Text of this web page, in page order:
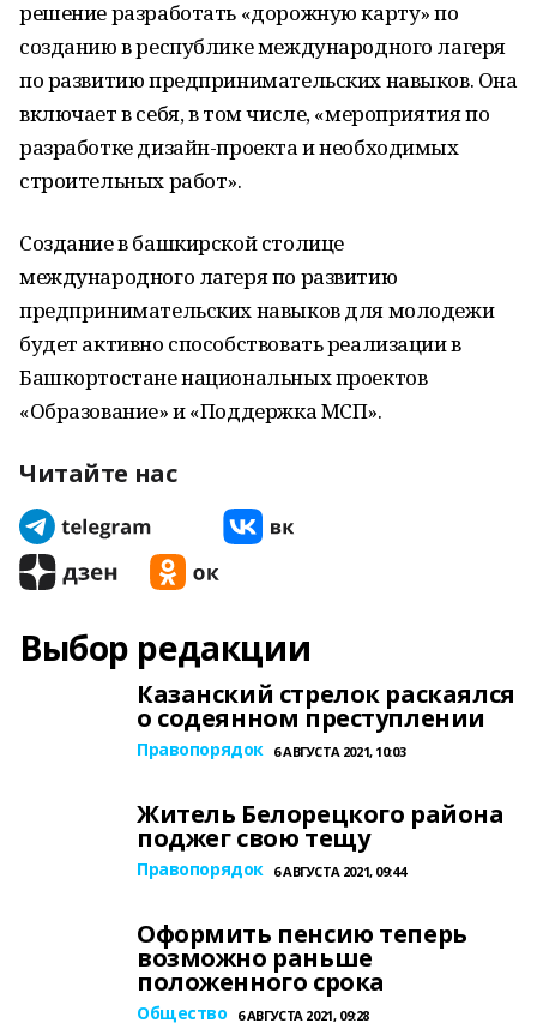
решение разработать «дорожную карту» по
созданию в республике международного лагеря
по развитию предпринимательских навыков. Она
включает в себя, в том числе, «мероприятия по
разработке дизайн-проекта и необходимых
строительных работ».
Создание в башкирской столице
международного лагеря по развитию
предпринимательских навыков для молодежи
будет активно способствовать реализации в
Башкортостане национальных проектов
«Образование» и «Поддержка МСП».
Читайте нас
Выбор редакции
Казанский стрелок раскаялся
о содеянном преступлении
Правопорядок 6 АВГУСТА 2021, 10:03
Житель Белорецкого района
поджег свою тещу
Правопорядок 6 АВГУСТА 2021, 09:44
Оформить пенсию теперь
возможно раньше
положенного срока
Общество 6 АВГУСТА 2021, 09:28